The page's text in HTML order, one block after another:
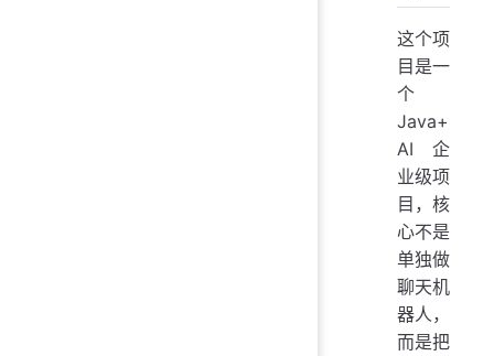
这个项
目是一
个
Java+
AI 企
业级项
目，核
心不是
单独做
聊天机
器人，
而是把